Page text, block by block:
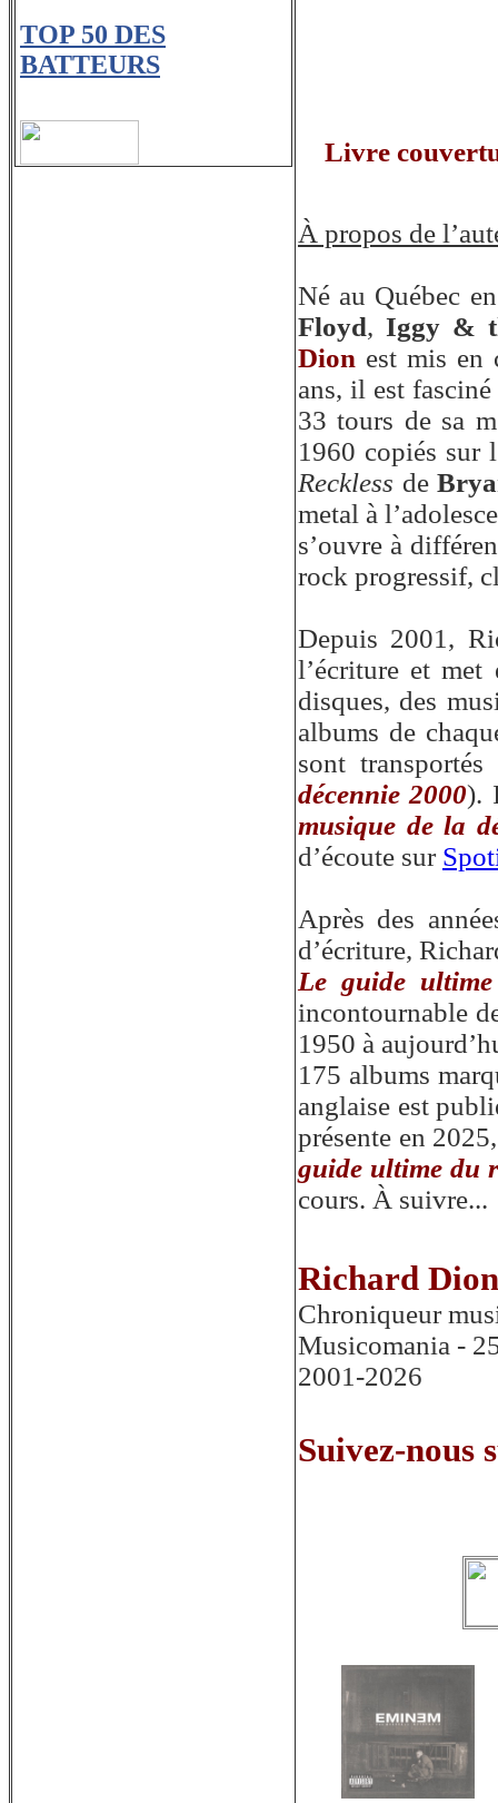
TOP 50 DES
BATTEURS
Livre
À propos de
Né au Québec
Floyd,Iggy &
Dion est mis en
ans, il est
33 tours de sa
1960 copiés sur
Reckless de
metal à
s’ouvre à
rock progressif,
Depuis 2001,
l’écriture et
disques, des
albums de
sont
décennie 2000).
musique de la
d’écoute sur
Après des
d’écriture,
Le guide
incontournable
1950 à
175 albums
anglaise est
présente en
guide ultime du
cours. À suivre...
Richard Dion
Chroniqueur
Musicomania -
2001-2026
Suivez-nous